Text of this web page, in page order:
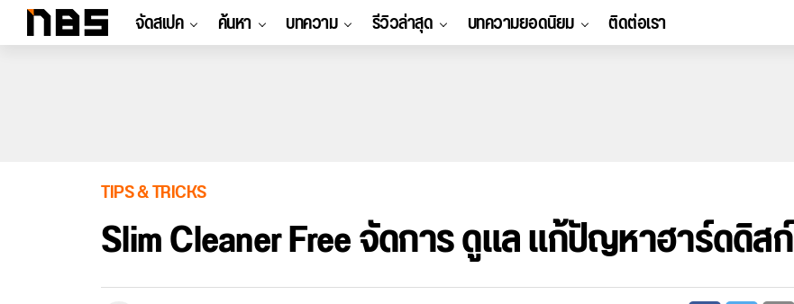
จัดสเปค ค้นหา บทความ รีวิวล่าสุด บทความยอดนิยม ติดต่อเรา
TIPS & TRICKS
Slim Cleaner Free จัดการ ดูแล แก้ปัญหาฮาร์ดดิสก์